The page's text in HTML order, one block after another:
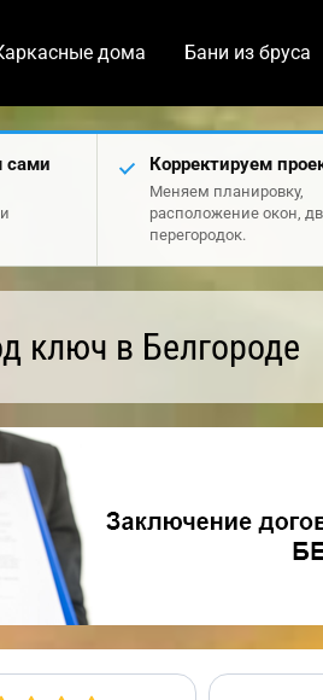
дома Бани из бруса
сами Корректируем
Меняем планировку,
расположение окон,
перегородок.
ключ в Белгороде